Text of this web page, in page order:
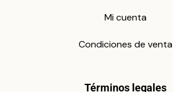
Mi cuenta
Condiciones de venta
Términos legales